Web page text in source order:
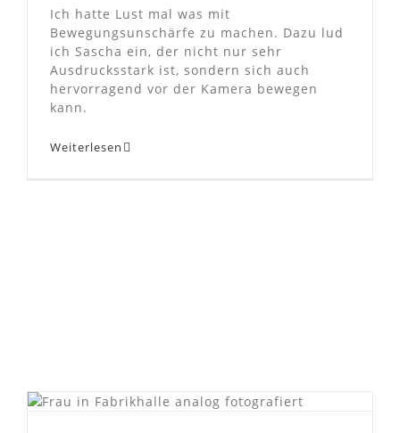
Ich hatte Lust mal was mit
Bewegungsunschärfe zu machen. Dazu lud
ich Sascha ein, der nicht nur sehr
Ausdrucksstark ist, sondern sich auch
hervorragend vor der Kamera bewegen
kann.
Weiterlesen